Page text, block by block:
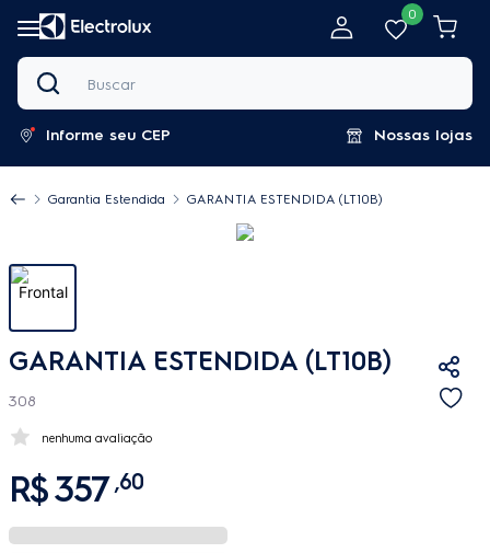
0
Buscar
Informe seu CEP Nossas lojas
Garantia Estendida GARANTIA ESTENDIDA (LT10B)
GARANTIA ESTENDIDA (LT10B)
308
nenhuma avaliação
R$357,60